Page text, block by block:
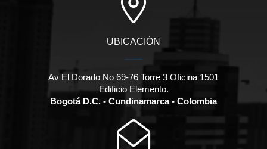
UBICACIÓN
Av El Dorado No 69-76 Torre 3 Oficina 1501
Edificio Elemento.
Bogotá D.C. - Cundinamarca - Colombia